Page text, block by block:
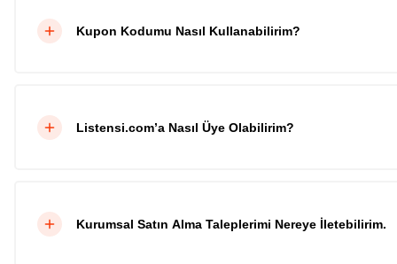
Kupon Kodumu Nasıl Kullanabilirim?
Listensi.com’a Nasıl Üye Olabilirim?
Kurumsal Satın Alma Taleplerimi Nereye İletebilirim.